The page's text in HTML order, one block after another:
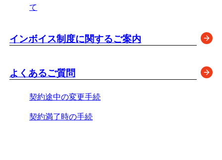
て
インボイス制度に関するご案内
よくあるご質問
契約途中の変更手続
契約満了時の手続